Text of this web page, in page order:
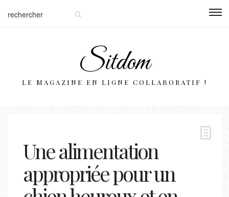
Sitdom
LE MAGAZINE EN LIGNE COLLABORATIF !
Une alimentation
appropriée pour un